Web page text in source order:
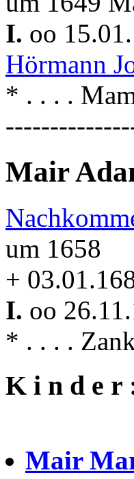
I. oo
Hörmann
* . . . .
Mair
um 1658
+
I. oo
* . . . .
K i n d e r
Mair